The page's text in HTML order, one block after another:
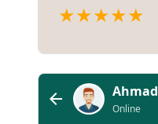
★★★★★
Ahmad
Online